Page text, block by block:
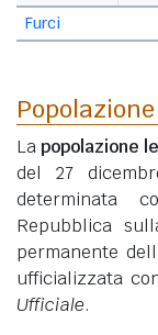
Furci
Lapopolazione
del 27
determinata
Repubblica
permanente
ufficializzata
Ufficiale.